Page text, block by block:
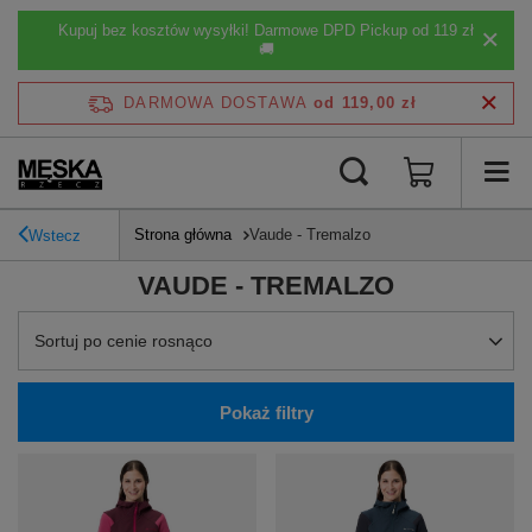
Kupuj bez kosztów wysyłki! Darmowe DPD Pickup od 119 zł
🚚
DARMOWA DOSTAWA od 119,00 zł
Wstecz Strona główna Vaude - Tremalzo
VAUDE - TREMALZO
Zmień sortowanie
Sortuj po cenie rosnąco
Pokaż filtry